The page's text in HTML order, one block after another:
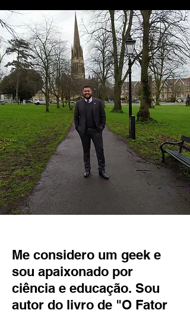
Me considero um geek e
sou apaixonado por
ciência e educação. Sou
autor do livro de "O Fator